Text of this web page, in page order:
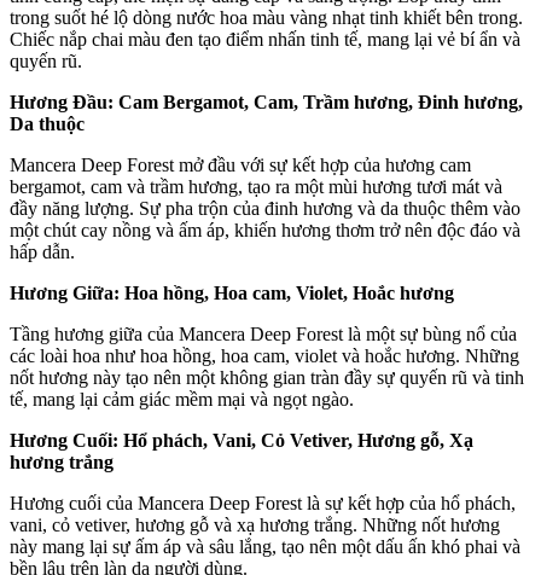
trong suốt hé lộ dòng nước hoa màu vàng nhạt tinh khiết bên trong.
Chiếc nắp chai màu đen tạo điểm nhấn tinh tế, mang lại vẻ bí ẩn và
quyến rũ.
Hương Đầu: Cam Bergamot, Cam, Trầm hương, Đinh hương,
Da thuộc
Mancera Deep Forest mở đầu với sự kết hợp của hương cam
bergamot, cam và trầm hương, tạo ra một mùi hương tươi mát và
đầy năng lượng. Sự pha trộn của đinh hương và da thuộc thêm vào
một chút cay nồng và ấm áp, khiến hương thơm trở nên độc đáo và
hấp dẫn.
Hương Giữa: Hoa hồng, Hoa cam, Violet, Hoắc hương
Tầng hương giữa của Mancera Deep Forest là một sự bùng nổ của
các loài hoa như hoa hồng, hoa cam, violet và hoắc hương. Những
nốt hương này tạo nên một không gian tràn đầy sự quyến rũ và tinh
tế, mang lại cảm giác mềm mại và ngọt ngào.
Hương Cuối: Hổ phách, Vani, Cỏ Vetiver, Hương gỗ, Xạ
hương trắng
Hương cuối của Mancera Deep Forest là sự kết hợp của hổ phách,
vani, cỏ vetiver, hương gỗ và xạ hương trắng. Những nốt hương
này mang lại sự ấm áp và sâu lắng, tạo nên một dấu ấn khó phai và
bền lâu trên làn da người dùng.